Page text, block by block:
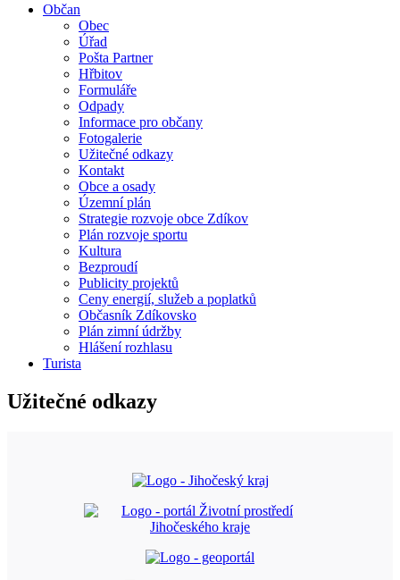
Občan
Obec
Úřad
Pošta Partner
Hřbitov
Formuláře
Odpady
Informace pro občany
Fotogalerie
Užitečné odkazy
Kontakt
Obce a osady
Územní plán
Strategie rozvoje obce Zdíkov
Plán rozvoje sportu
Kultura
Bezproudí
Publicity projektů
Ceny energií, služeb a poplatků
Občasník Zdíkovsko
Plán zimní údržby
Hlášení rozhlasu
Turista
Užitečné odkazy